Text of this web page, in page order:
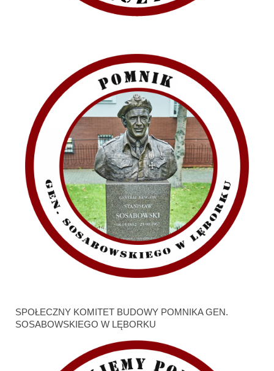
SPOŁECZNY KOMITET BUDOWY POMNIKA GEN.
SOSABOWSKIEGO W LĘBORKU